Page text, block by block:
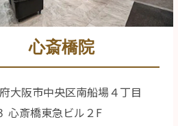
心斎橋院
大阪市中央区南船場４丁目
心斎橋東急ビル２F